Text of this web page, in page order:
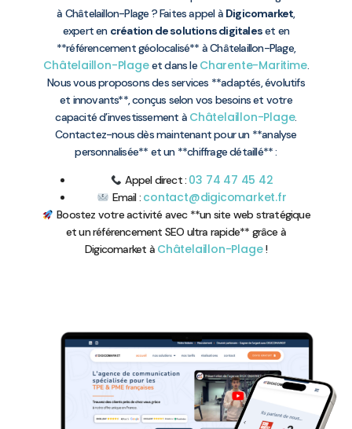
à Châtelaillon-Plage ? Faites appel à Digicomarket,
expert en création de solutions digitaleset en
**référencement géolocalisé** à Châtelaillon-Plage,
Châtelaillon-Plageet dans le Charente-Maritime.
Nous vous proposons des services **adaptés, évolutifs
et innovants**, conçus selon vos besoins et votre
capacité d’investissement à Châtelaillon-Plage.
Contactez-nous dès maintenant pour un **analyse
personnalisée** et un **chiffrage détaillé** :
Appel direct : 03 74 47 45 42
Email : contact@digicomarket.fr
Boostez votre activité avec **un site web stratégique
et un référencement SEO ultra rapide** grâce à
Digicomarket à Châtelaillon-Plage!